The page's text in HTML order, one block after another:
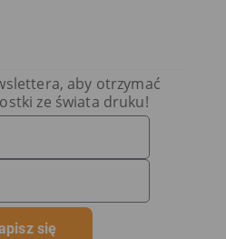
aby otrzymać
ze świata druku!
się